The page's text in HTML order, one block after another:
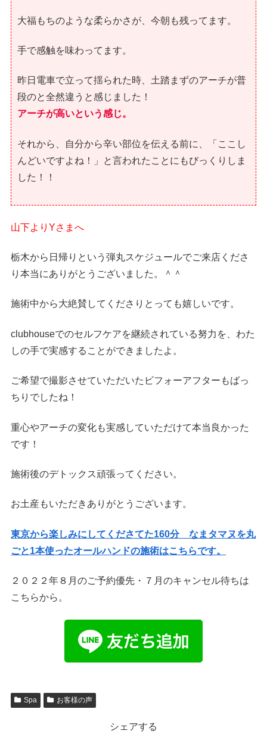
大福もちのような柔らかさが、今朝も残ってます。
手で感触を味わってます。
昨日電車で立って揺られた時、土踏まずのアーチが普
段のと全然違うと感じました！
アーチが高いという感じ。
それから、自分から辛い部位を伝える前に、「ここし
んどいですよね！」と言われたことにもびっくりしま
した！！
山下よりYさまへ
栃木から日帰りという弾丸スケジュールでご来店くださ
り本当にありがとうございました。＾＾
施術中から大絶賛してくださりとっても嬉しいです。
clubhouseでのセルフケアを継続されている努力を、わた
しの手で実感することができましたよ。
ご希望で撮影させていただいたビフォーアフターもばっ
ちりでしたね！
重心やアーチの変化も実感していただけて本当良かった
です！
施術後のデトックス頑張ってください。
お土産もいただきありがとうございます。
東京から楽しみにしてくださてた160分 なまタマヌを丸
ごと1本使ったオールハンドの施術はこちらです。
２０２２年８月のご予約優先・７月のキャンセル待ちは
こちらから。
Spa お客様の声
シェアする